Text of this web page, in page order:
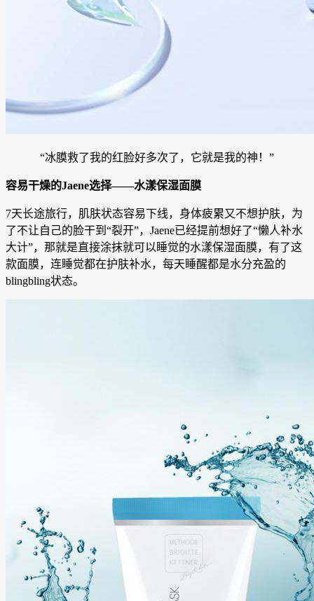
“冰膜救了我的红脸好多次了，它就是我的神！”
容易干燥的Jaene选择——水漾保湿面膜
7天长途旅行，肌肤状态容易下线，身体疲累又不想护肤，为
了不让自己的脸干到“裂开”，Jaene已经提前想好了“懒人补水
大计”，那就是直接涂抹就可以睡觉的水漾保湿面膜，有了这
款面膜，连睡觉都在护肤补水，每天睡醒都是水分充盈的
blingbling状态。